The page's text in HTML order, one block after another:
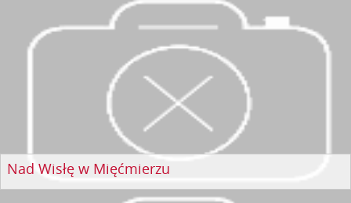
Nad Wisłę w Mięćmierzu